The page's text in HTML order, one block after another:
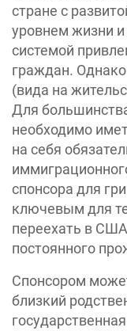
стране с
уровнем жизни и
системой
граждан.
(вида на
Для
необходимо
на себя
спонсора для
ключевым для
переехать в
постоянного
Спонсором
близкий